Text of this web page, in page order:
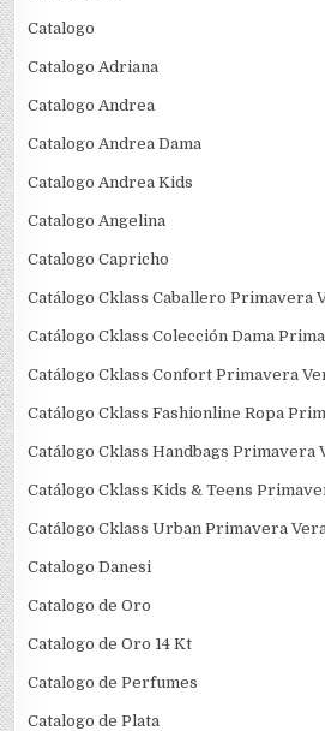
Catalogo
Catalogo Adriana
Catalogo Andrea
Catalogo Andrea Dama
Catalogo Andrea Kids
Catalogo Angelina
Catalogo Capricho
Catálogo Cklass Caballero Primavera
Catálogo Cklass Colección Dama
Catálogo Cklass Confort Primavera
Catálogo Cklass Fashionline Ropa
Catálogo Cklass Handbags Primavera
Catálogo Cklass Kids & Teens
Catálogo Cklass Urban Primavera
Catalogo Danesi
Catalogo de Oro
Catalogo de Oro 14 Kt
Catalogo de Perfumes
Catalogo de Plata